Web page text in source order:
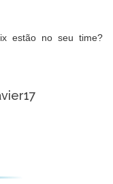
estão no seu time?